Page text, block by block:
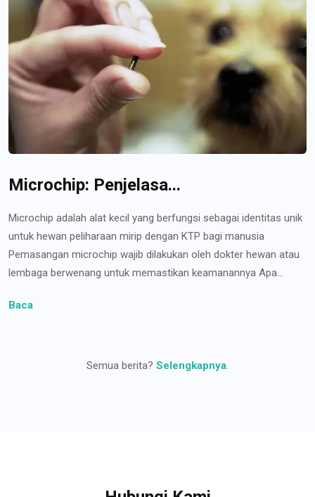
Microchip: Penjelasa...
Microchip adalah alat kecil yang berfungsi sebagai identitas unik
untuk hewan peliharaan mirip dengan KTP bagi manusia
Pemasangan microchip wajib dilakukan oleh dokter hewan atau
lembaga berwenang untuk memastikan keamanannya Apa...
Baca
Semua berita? Selengkapnya.